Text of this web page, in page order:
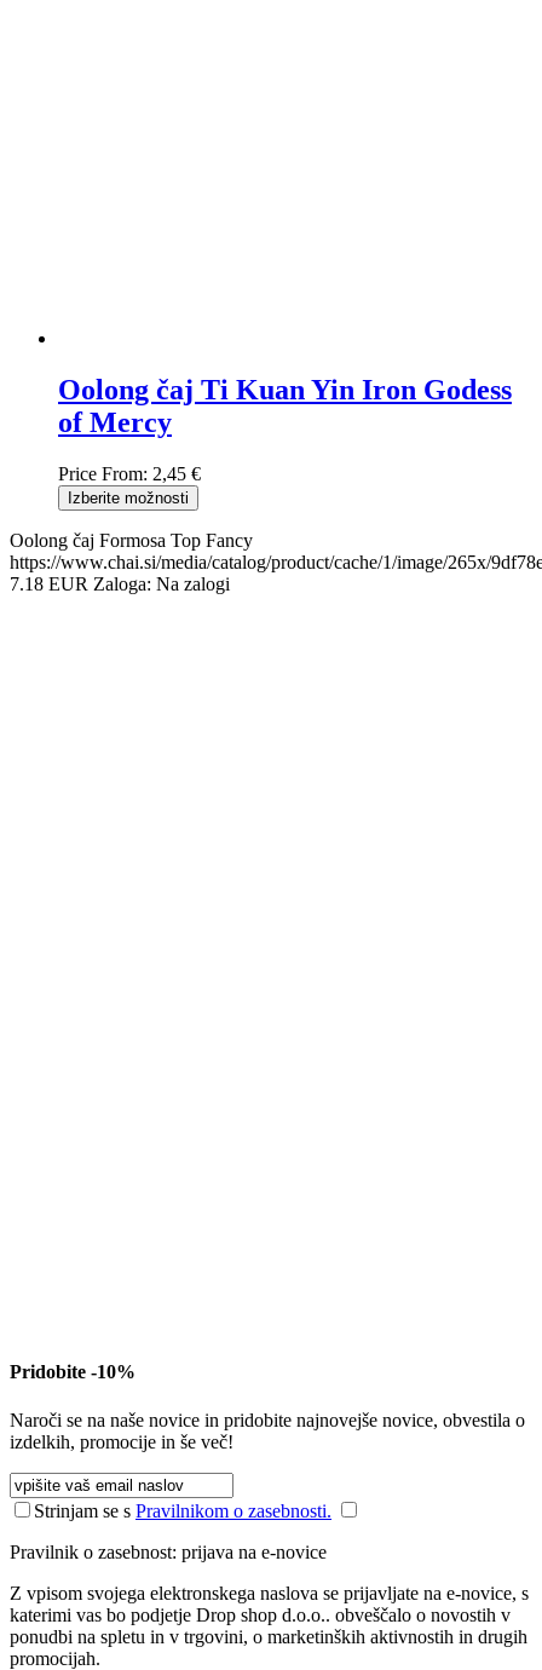
Oolong čaj Ti Kuan Yin Iron Godess
of Mercy
Price From: 2,45 €
Izberite možnosti
Oolong čaj Formosa Top Fancy
https://www.chai.si/media/catalog/product/cache/1/image/265x/
7.18 EUR Zaloga: Na zalogi
Pridobite -10%
Naroči se na naše novice in pridobite najnovejše novice, obvestila o
izdelkih, promocije in še več!
Strinjam se s Pravilnikom o zasebnosti.
Pravilnik o zasebnost: prijava na e-novice
Z vpisom svojega elektronskega naslova se prijavljate na e-novice, s
katerimi vas bo podjetje Drop shop d.o.o.. obveščalo o novostih v
ponudbi na spletu in v trgovini, o marketinških aktivnostih in drugih
promocijah.